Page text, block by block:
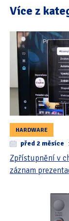
Více z
HARDWARE
před 2 měsíce
Zpřístupnění v
záznam